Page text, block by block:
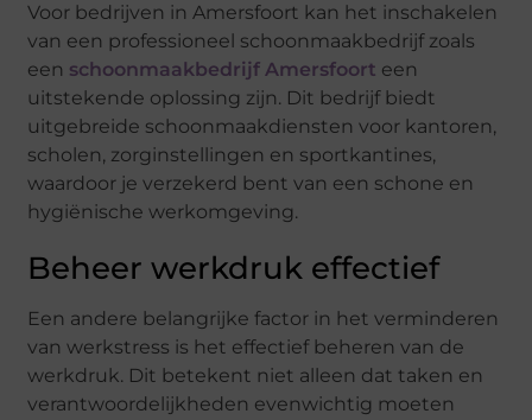
Voor bedrijven in Amersfoort kan het inschakelen
van een professioneel schoonmaakbedrijf zoals
een schoonmaakbedrijf Amersfoort een
uitstekende oplossing zijn. Dit bedrijf biedt
uitgebreide schoonmaakdiensten voor kantoren,
scholen, zorginstellingen en sportkantines,
waardoor je verzekerd bent van een schone en
hygiënische werkomgeving.
Beheer werkdruk effectief
Een andere belangrijke factor in het verminderen
van werkstress is het effectief beheren van de
werkdruk. Dit betekent niet alleen dat taken en
verantwoordelijkheden evenwichtig moeten